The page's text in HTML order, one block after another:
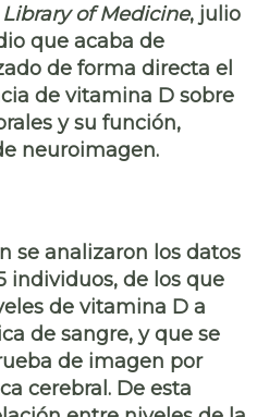
of Medicine, julio
que acaba de
de forma directa el
de vitamina D sobre
y su función,
neuroimagen.
se analizaron los datos
individuos, de los que
de vitamina D a
de sangre, y que se
de imagen por
cerebral. De esta